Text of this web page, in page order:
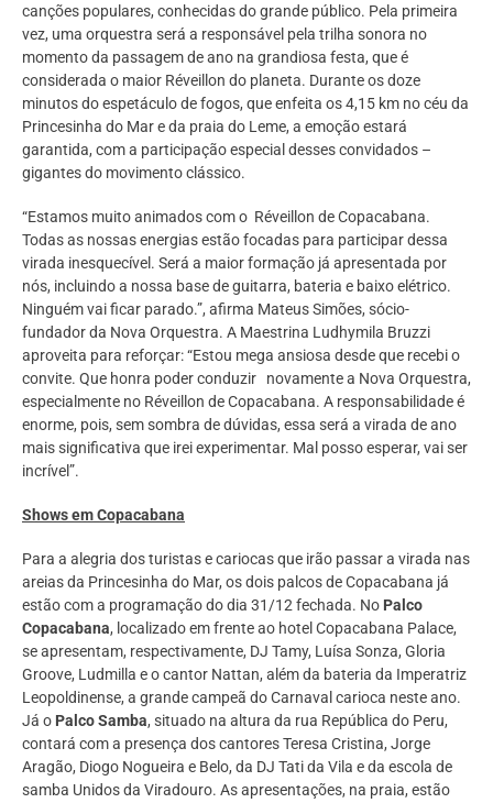
canções populares, conhecidas do grande público. Pela primeira
vez, uma orquestra será a responsável pela trilha sonora no
momento da passagem de ano na grandiosa festa, que é
considerada o maior Réveillon do planeta. Durante os doze
minutos do espetáculo de fogos, que enfeita os 4,15 km no céu da
Princesinha do Mar e da praia do Leme, a emoção estará
garantida, com a participação especial desses convidados –
gigantes do movimento clássico.
“Estamos muito animados com o Réveillon de Copacabana.
Todas as nossas energias estão focadas para participar dessa
virada inesquecível. Será a maior formação já apresentada por
nós, incluindo a nossa base de guitarra, bateria e baixo elétrico.
Ninguém vai ficar parado.”, afirma Mateus Simões, sócio-
fundador da Nova Orquestra. A Maestrina Ludhymila Bruzzi
aproveita para reforçar: “Estou mega ansiosa desde que recebi o
convite. Que honra poder conduzir novamente a Nova Orquestra,
especialmente no Réveillon de Copacabana. A responsabilidade é
enorme, pois, sem sombra de dúvidas, essa será a virada de ano
mais significativa que irei experimentar. Mal posso esperar, vai ser
incrível”.
Shows em Copacabana
Para a alegria dos turistas e cariocas que irão passar a virada nas
areias da Princesinha do Mar, os dois palcos de Copacabana já
estão com a programação do dia 31/12 fechada. No Palco
Copacabana, localizado em frente ao hotel Copacabana Palace,
se apresentam, respectivamente, DJ Tamy, Luísa Sonza, Gloria
Groove, Ludmilla e o cantor Nattan, além da bateria da Imperatriz
Leopoldinense, a grande campeã do Carnaval carioca neste ano.
Já o Palco Samba, situado na altura da rua República do Peru,
contará com a presença dos cantores Teresa Cristina, Jorge
Aragão, Diogo Nogueira e Belo, da DJ Tati da Vila e da escola de
samba Unidos da Viradouro. As apresentações, na praia, estão